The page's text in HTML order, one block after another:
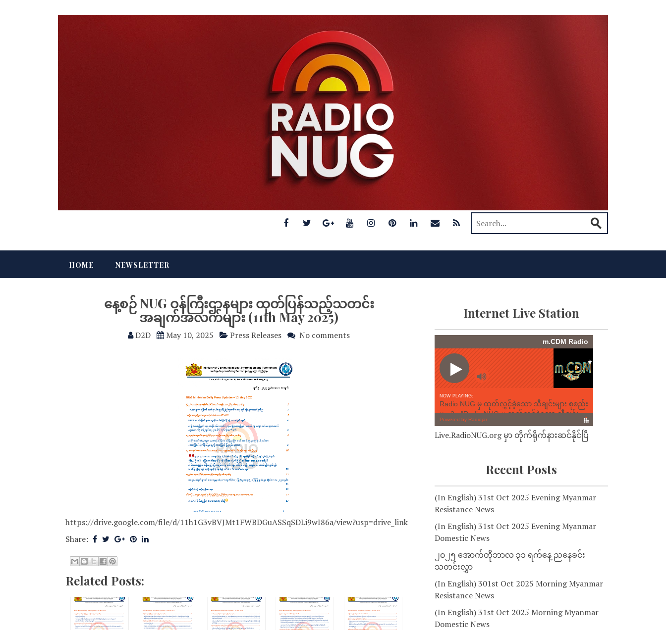
HOME NEWSLETTER
နေ့စဉ် NUG ဝန်ကြီးဌာနများ ထုတ်ပြန်သည့်သတင်း
အချက်အလက်များ (11th May 2025)
D2D May 10, 2025 Press Releases No comments
https://drive.google.com/file/d/11h1G3vBVJMt1FWBDGuASSqSDLi9wI86a/view?usp=drive_link
Share:
Related Posts:
Internet Live Station
Live.RadioNUG.org မှာ တိုက်ရိုက်နားဆင်နိုင်ပြီ
Recent Posts
(In English) 31st Oct 2025 Evening Myanmar
Resistance News
(In English) 31st Oct 2025 Evening Myanmar
Domestic News
၂၀၂၅ အောက်တိုဘာလ ၃၁ ရက်နေ့ ညနေခင်း
သတင်းလွှာ
(In English) 301st Oct 2025 Morning Myanmar
Resistance News
(In English) 31st Oct 2025 Morning Myanmar
Domestic News